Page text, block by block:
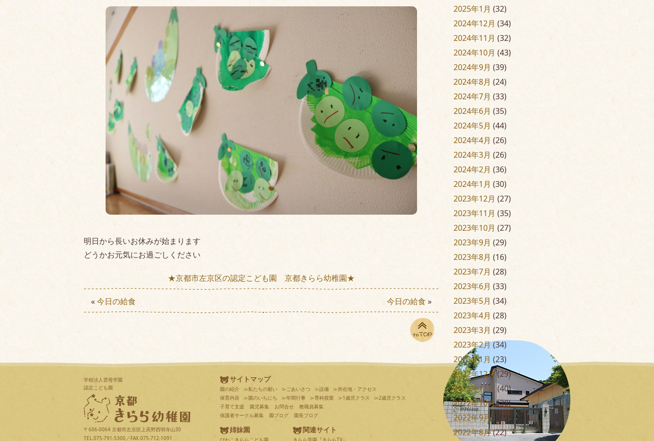
明日から長いお休みが始まります
どうかお元気にお過ごしください
★京都市左京区の認定こども園 京都きらら幼稚園★
«今日の給食 今日の給食 »
2025年1月 (32)
2024年12月 (34)
2024年11月 (32)
2024年10月 (43)
2024年9月 (39)
2024年8月 (24)
2024年7月 (33)
2024年6月 (35)
2024年5月 (44)
2024年4月 (26)
2024年3月 (26)
2024年2月 (36)
2024年1月 (30)
2023年12月 (27)
2023年11月 (35)
2023年10月 (27)
2023年9月 (29)
2023年8月 (16)
2023年7月 (28)
2023年6月 (33)
2023年5月 (34)
2023年4月 (28)
2023年3月 (29)
2023年2月(34)
2023年1月 (23)
2022年12月(29)
2022年11月 (40)
2022年10月(38)
2022年9月(33)
2022年8月(22)
学校法人雲母学園
認定こども園
〒606-0064 京都市左京区上高野西明寺山30
TEL.075-791-5300／FAX.075-712-1091
サイトマップ
園の紹介 ≫私たちの願い ≫ごあいさつ ≫設備 ≫所在地・アクセス
保育内容
≫園のいちにち ≫年間行事 ≫専科授業 ≫1歳児クラス
≫2歳児クラス
子育て支援
園児募集 お問合せ
教職員募集
保護者サークル募集
園ブログ 園長ブログ
姉妹園
びわこきららこども園
関連サイト
きらら学園『きららTV』